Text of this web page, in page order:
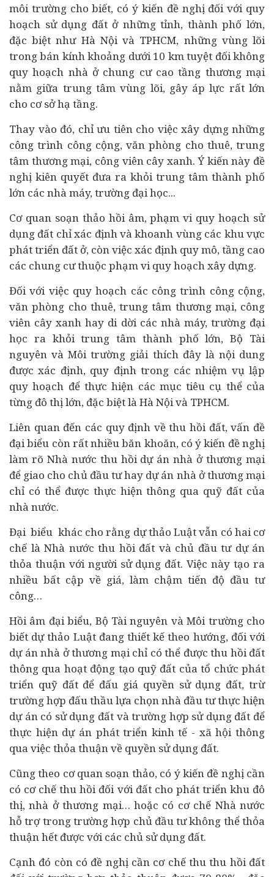
môi trường cho biết, có ý kiến đề nghị đối với quy
hoạch sử dụng đất ở những tỉnh, thành phố lớn,
đặc biệt như Hà Nội và TPHCM, những vùng lõi
trong bán kính khoảng dưới 10 km tuyệt đối không
quy hoạch nhà ở chung cư cao tầng thương mại
nằm giữa trung tâm vùng lõi, gây áp lực rất lớn
cho cơ sở hạ tầng.
Thay vào đó, chỉ ưu tiên cho việc xây dựng những
công trình công cộng, văn phòng cho thuê, trung
tâm thương mại, công viên cây xanh. Ý kiến này đề
nghị kiên quyết đưa ra khỏi trung tâm thành phố
lớn các nhà máy, trường đại học...
Cơ quan soạn thảo hồi âm, phạm vi quy hoạch sử
dụng đất chỉ xác định và khoanh vùng các khu vực
phát triển đất ở, còn việc xác định quy mô, tầng cao
các chung cư thuộc phạm vi quy hoạch xây dựng.
Đối với việc quy hoạch các công trình công cộng,
văn phòng cho thuê, trung tâm thương mại, công
viên cây xanh hay di dời các nhà máy, trường đại
học ra khỏi trung tâm thành phố lớn, Bộ Tài
nguyên và Môi trường giải thích đây là nội dung
được xác định, quy định trong các nhiệm vụ lập
quy hoạch để thực hiện các mục tiêu cụ thể của
từng đô thị lớn, đặc biệt là Hà Nội và TPHCM.
Liên quan đến các quy định về thu hồi đất, vấn đề
đại biểu còn rất nhiều băn khoăn, có ý kiến đề nghị
làm rõ Nhà nước thu hồi dự án nhà ở thương mại
để giao cho chủ đầu tư hay dự án nhà ở thương mại
chỉ có thể được thực hiện thông qua quỹ đất của
nhà nước.
Đại biểu khác cho rằng dự thảo Luật vẫn có hai cơ
chế là Nhà nước thu hồi đất và chủ đầu tư dự án
thỏa thuận với người sử dụng đất. Việc này tạo ra
nhiều bất cập về giá, làm chậm tiến độ đầu tư
công…
Hồi âm đại biểu, Bộ Tài nguyên và Môi trường cho
biết dự thảo Luật đang thiết kế theo hướng, đối với
dự án nhà ở thương mại chỉ có thể được thu hồi đất
thông qua hoạt động tạo quỹ đất của tổ chức phát
triển quỹ đất để đấu giá quyền sử dụng đất, trừ
trường hợp đấu thầu lựa chọn nhà đầu tư thực hiện
dự án có sử dụng đất và trường hợp sử dụng đất để
thực hiện dự án phát triển kinh tế - xã hội thông
qua việc thỏa thuận về quyền sử dụng đất.
Cũng theo cơ quan soạn thảo, có ý kiến đề nghị cần
có cơ chế thu hồi đối với đất cho phát triển khu đô
thị, nhà ở thương mại… hoặc có cơ chế Nhà nước
hỗ trợ trong trường hợp chủ đầu tư không thể thỏa
thuận hết được với các chủ sử dụng đất.
Cạnh đó còn có đề nghị cần cơ chế thu thu hồi đất